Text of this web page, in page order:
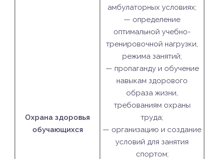
Охрана здоровья
обучающихся
амбулаторных условиях;
— определение
оптимальной учебно-
тренировочной нагрузки,
режима занятий;
— пропаганду и обучение
навыкам здорового
образа жизни,
требованиям охраны
труда;
— организацию и создание
условий для занятия
спортом;